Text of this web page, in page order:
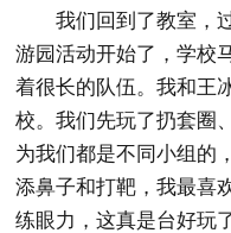
我们回到了教室，
游园活动开始了，学校
着很长的队伍。我和王
校。我们先玩了扔套圈
为我们都是不同小组的
添鼻子和打靶，我最喜
练眼力，这真是台好玩